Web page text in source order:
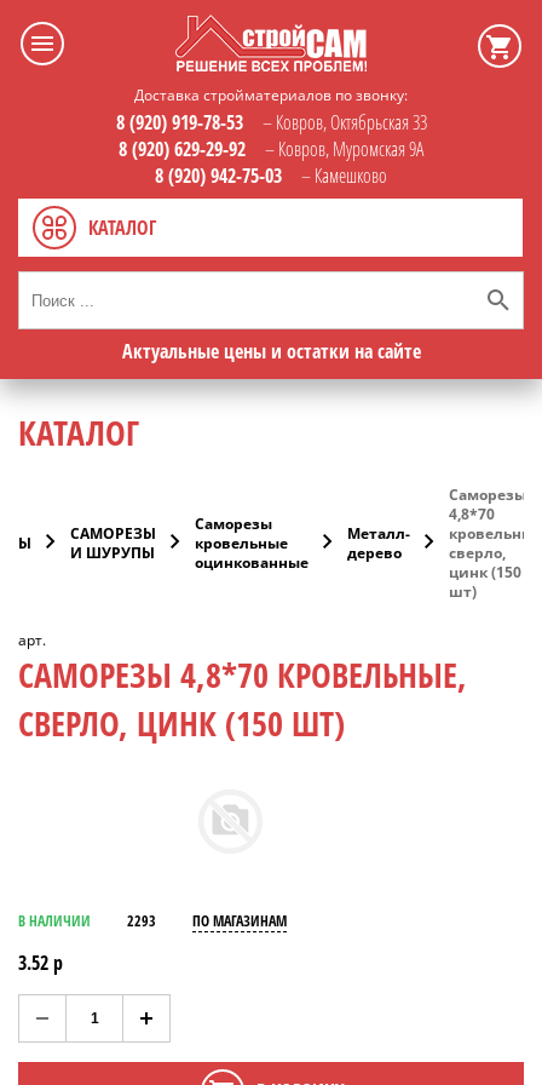
Доставка стройматериалов по звонку:
8 (920) 919-78-53
– Ковров, Октябрьская 33
8 (920) 629-29-92
– Ковров, Муромская 9А
8 (920) 942-75-03
– Камешково
КАТАЛОГ
Актуальные цены и остатки на сайте
КАТАЛОГ
САМОРЕЗЫ
И ШУРУПЫ
Саморезы
кровельные
оцинкованные
Металл-
дерево
Саморезы
4,8*70
сверло,
цинк (150
шт)
арт.
САМОРЕЗЫ 4,8*70 КРОВЕЛЬНЫЕ,
СВЕРЛО, ЦИНК (150 ШТ)
В НАЛИЧИИ 2293 ПО МАГАЗИНАМ
3.52 р